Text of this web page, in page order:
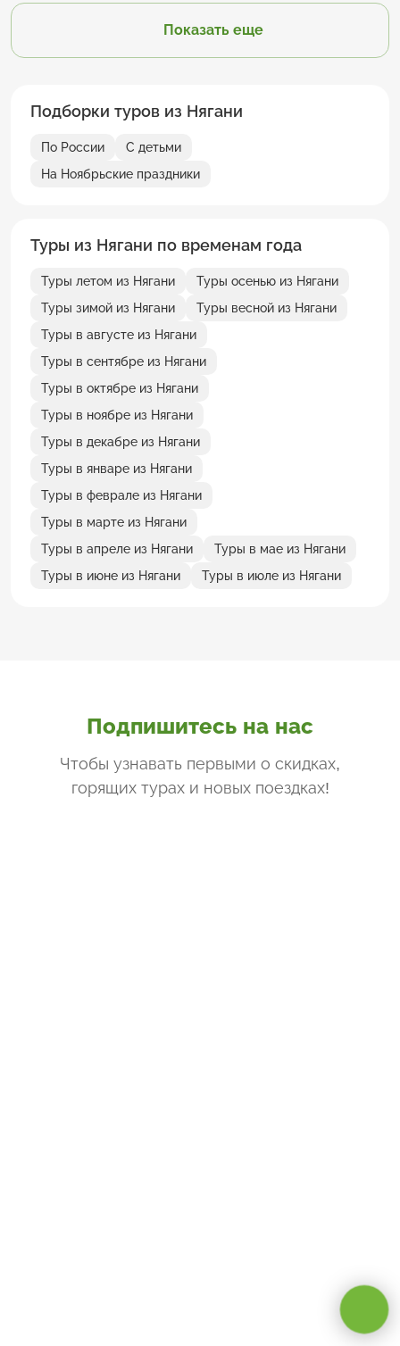
Показать еще
Подборки туров из Нягани
По России
С детьми
На Ноябрьские праздники
Туры из Нягани по временам года
Туры летом из Нягани
Туры осенью из Нягани
Туры зимой из Нягани
Туры весной из Нягани
Туры в августе из Нягани
Туры в сентябре из Нягани
Туры в октябре из Нягани
Туры в ноябре из Нягани
Туры в декабре из Нягани
Туры в январе из Нягани
Туры в феврале из Нягани
Туры в марте из Нягани
Туры в апреле из Нягани
Туры в мае из Нягани
Туры в июне из Нягани
Туры в июле из Нягани
Подпишитесь на нас
Чтобы узнавать первыми о скидках,
горящих турах и новых поездках!